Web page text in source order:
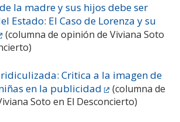
la madre y sus hijos debe ser
Estado: El Caso de Lorenza y su
(columna de opinión de Viviana Soto
Critica a la imagen de
en la publicidad
(columna de
Soto en El Desconcierto)